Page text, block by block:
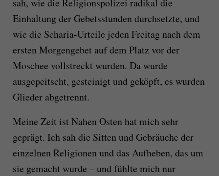
sah, wie die Religionspolizei radikal die
Einhaltung der Gebetsstunden durchsetzte, und
wie die Scharia-Urteile jeden Freitag nach dem
ersten Morgengebet auf dem Platz vor der
Moschee vollstreckt wurden. Da wurde
ausgepeitscht, gesteinigt und geköpft, es wurden
Glieder abgetrennt.
Meine Zeit ist Nahen Osten hat mich sehr
geprägt. Ich sah die Sitten und Gebräuche der
einzelnen Religionen und das Aufheben, das um
sie gemacht wurde – und fühlte mich nur